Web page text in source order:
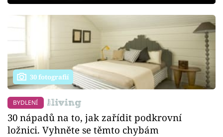
30 fotografií
BYDLENÍ
30 nápadů na to, jak zařídit podkrovní
ložnici. Vyhněte se těmto chybám